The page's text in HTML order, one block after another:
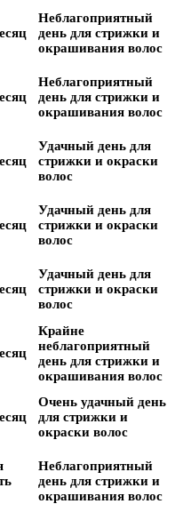
Неблагоприятный
день для стрижки и
окрашивания волос
Неблагоприятный
день для стрижки и
окрашивания волос
Удачный день для
стрижки и окраски
волос
Удачный день для
стрижки и окраски
волос
Удачный день для
стрижки и окраски
волос
Крайне
неблагоприятный
день для стрижки и
окрашивания волос
Очень удачный день
для стрижки и
окраски волос
Неблагоприятный
день для стрижки и
окрашивания волос